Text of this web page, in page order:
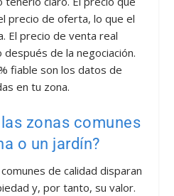
precio de oferta, lo que el
El precio de venta real
de la negociación.
fiable son los datos de
en tu zona.
zonas comunes
o un jardín?
de calidad disparan
y, por tanto, su valor.